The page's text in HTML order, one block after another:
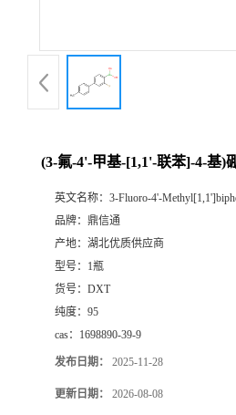
(3-氟-4'-甲基-[1,1'-联苯]-4-基)
英文名称： 3-Fluoro-4'-
品牌： 鼎信通
产地： 湖北优质供应商
型号： 1瓶
货号： DXT
纯度： 95
cas： 1698890-39-9
发布日期： 2025-11-28
更新日期： 2026-08-08